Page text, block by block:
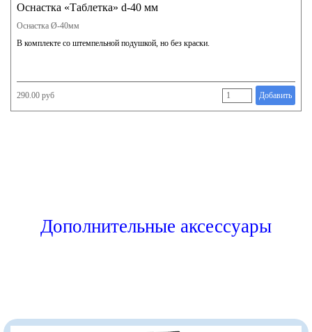
Оснастка «Таблетка» d-40 мм
Оснастка Ø-40мм
В комплекте со штемпельной подушкой, но без краски.
290.00 руб Добавить
Дополнительные аксессуары